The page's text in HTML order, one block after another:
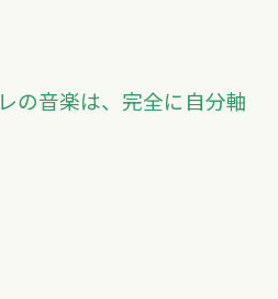
の音楽は、完全に自分軸